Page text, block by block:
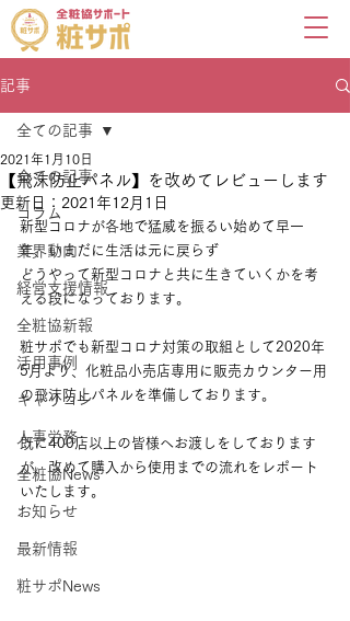
記事
全ての記事
コラム
業界動向
経営支援情報
全粧協新報
活用事例
キャリコン
人事労務
全粧協News
お知らせ
最新情報
粧サポNews
全ての記事
【飛沫防止パネル】を改めてレビューします
2021年1月10日
更新日： 2021年12月1日
新型コロナが各地で猛威を振るい始めて早一
年、いまだに生活は元に戻らず
どうやって新型コロナと共に生きていくかを考
える段になっております。
粧サポでも新型コロナ対策の取組として2020年
5月より、化粧品小売店専用に販売カウンター用
の飛沫防止パネルを準備しております。
既に400店以上の皆様へお渡しをしております
が、改めて購入から使用までの流れをレポート
いたします。